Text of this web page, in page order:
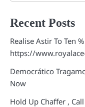
Recent Posts
Realise Astir To Ten
https://
Democrático
Now
Hold Up Chaffer ,